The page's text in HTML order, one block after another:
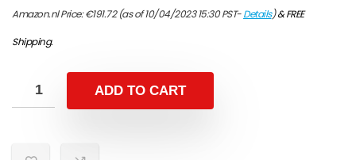
Amazon.nl Price:€191.72(as of 10/04/2023 15:30 PST-Details)&FREE
Shipping.
ADD TO CART